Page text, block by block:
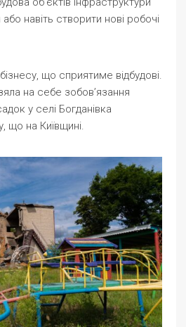
навіть створити нові робочі
що сприятиме відбудові.
на себе зобов’язання
у селі Богданівка
що на Київщині.